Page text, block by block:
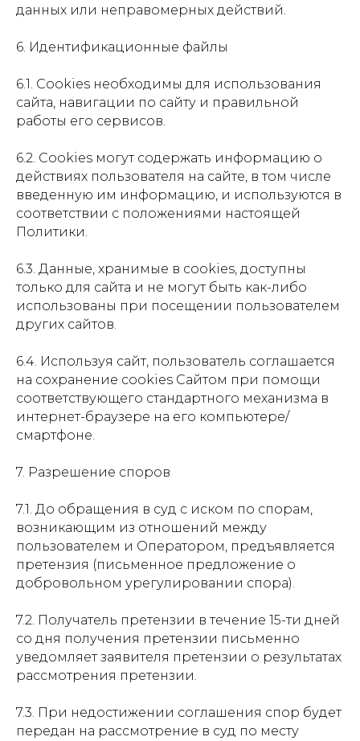
данных или неправомерных действий.
6. Идентификационные файлы
6.1. Сookies необходимы для использования
сайта, навигации по сайту и правильной
работы его сервисов.
6.2. Сookies могут содержать информацию о
действиях пользователя на сайте, в том числе
введенную им информацию, и используются в
соответствии с положениями настоящей
Политики.
6.3. Данные, хранимые в cookies, доступны
только для сайта и не могут быть как-либо
использованы при посещении пользователем
других сайтов.
6.4. Используя сайт, пользователь соглашается
на сохранение cookies Сайтом при помощи
соответствующего стандартного механизма в
интернет-браузере на его компьютере/
смартфоне.
7. Разрешение споров
7.1. До обращения в суд с иском по спорам,
возникающим из отношений между
пользователем и Оператором, предъявляется
претензия (письменное предложение о
добровольном урегулировании спора).
7.2. Получатель претензии в течение 15-ти дней
со дня получения претензии письменно
уведомляет заявителя претензии о результатах
рассмотрения претензии.
7.3. При недостижении соглашения спор будет
передан на рассмотрение в суд по месту